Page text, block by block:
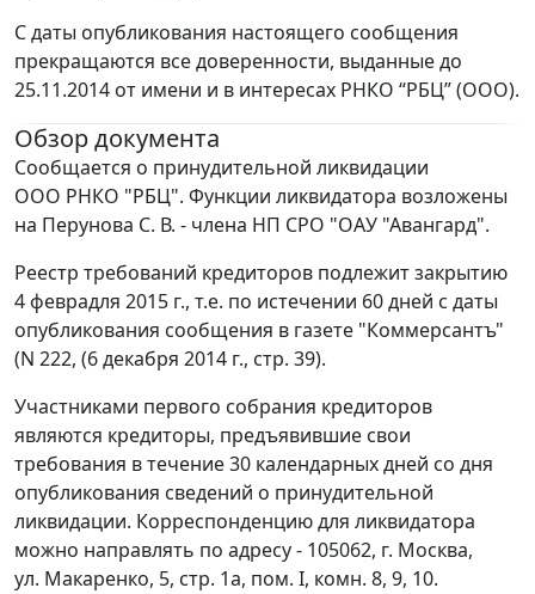
С даты опубликования настоящего сообщения
прекращаются все доверенности, выданные до
25.11.2014 от имени и в интересах РНКО “РБЦ” (ООО).
Обзор документа
Сообщается о принудительной ликвидации
ООО РНКО "РБЦ". Функции ликвидатора возложены
на Перунова С. В. - члена НП СРО "ОАУ "Авангард".
Реестр требований кредиторов подлежит закрытию
4 феврадля 2015 г., т.е. по истечении 60 дней с даты
опубликования сообщения в газете "Коммерсантъ"
(N 222, (6 декабря 2014 г., стр. 39).
Участниками первого собрания кредиторов
являются кредиторы, предъявившие свои
требования в течение 30 календарных дней со дня
опубликования сведений о принудительной
ликвидации. Корреспонденцию для ликвидатора
можно направлять по адресу - 105062, г. Москва,
ул. Макаренко, 5, стр. 1а, пом. I, комн. 8, 9, 10.